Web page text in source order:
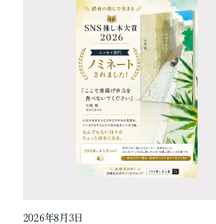
2026年8月3日